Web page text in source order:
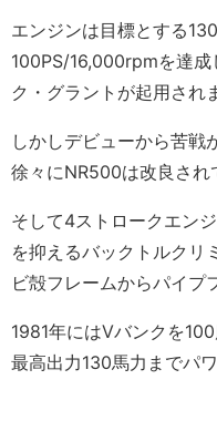
エンジンは目標とする
100PS/16,000rpmを達成
ク・グラントが起用され
しかしデビューから苦戦
徐々にNR500は改良され
そして4ストロークエン
を抑えるバックトルクリ
ビ殻フレームからパイプ
1981年にはVバンクを
最高出力130馬力までパ